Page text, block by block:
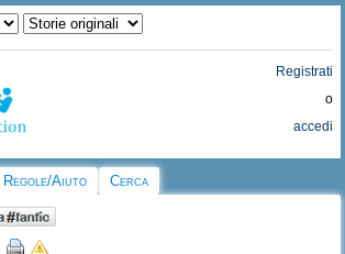
Registrati
o
accedi
Regole/Aiuto Cerca